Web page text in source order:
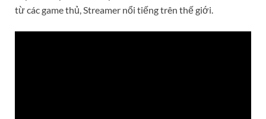
từ các game thủ, Streamer nổi tiếng trên thế giới.